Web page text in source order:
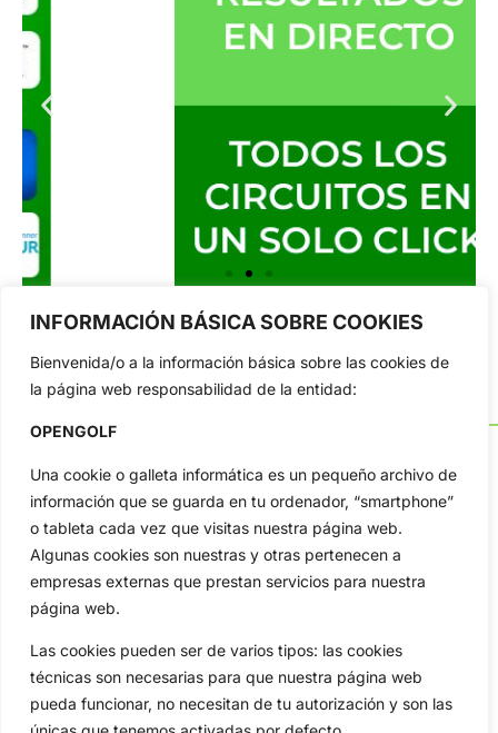
INFORMACIÓN BÁSICA SOBRE COOKIES
Bienvenida/o a la información básica sobre las cookies de
la página web responsabilidad de la entidad:
OPENGOLF
Una cookie o galleta informática es un pequeño archivo de
información que se guarda en tu ordenador, “smartphone”
o tableta cada vez que visitas nuestra página web.
Algunas cookies son nuestras y otras pertenecen a
empresas externas que prestan servicios para nuestra
página web.
Las cookies pueden ser de varios tipos: las cookies
técnicas son necesarias para que nuestra página web
pueda funcionar, no necesitan de tu autorización y son las
OpenGolf ofrece toda la actualidad, información del golf
profesional y amateur, resultados en directo, vídeos, noticias,
Jon Rahm, LIV Golf, PGA Tour, Ryder Cup, DP World Tour, LPGA
Tour...
Categorias
Inicio
Actualidad
Amateurs
Jon Rahm
Ryder Cup
Reglas